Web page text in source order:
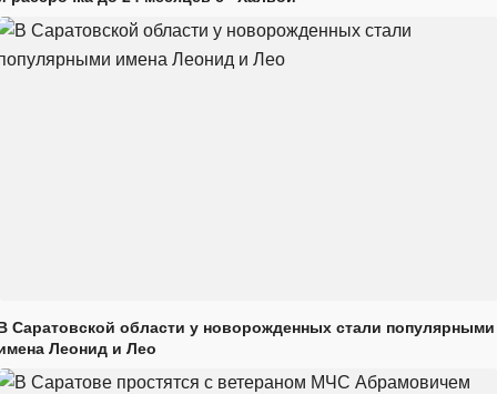
Саратовской области у новорожденных стали популярными
Леонид и Лео